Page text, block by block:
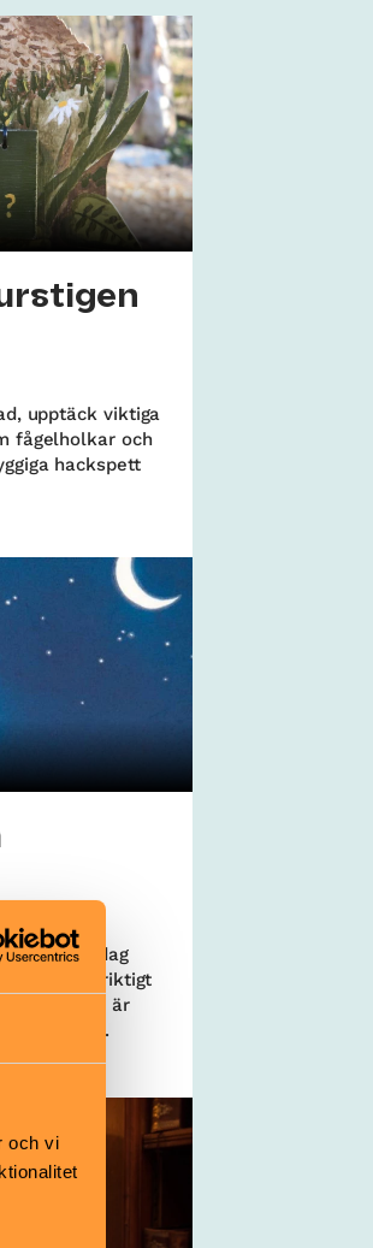
och vi
upptäck viktiga
fågelholkar och
hackspett
fick en dag
ut på ett riktigt
Filmen är
namn.